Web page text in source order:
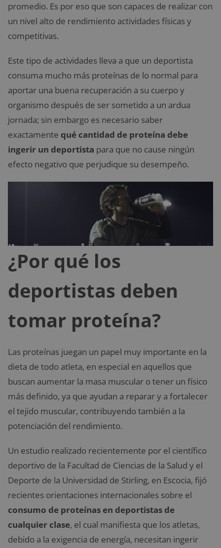
promedio. Es por eso que son capaces de realizar con
un nivel alto de rendimiento actividades físicas y
competitivas.
Este tipo de actividades lleva a que un deportista
consuma mucho más proteínas de lo normal para
aportar una buena recuperación a su cuerpo y
organismo después de ser sometido a un ardua
jornada; sin embargo es necesario saber
exactamente qué cantidad de proteína debe
ingerir un deportista para que no cause ningún
efecto negativo que perjudique su desempeño.
¿Por qué los
deportistas deben
tomar proteína?
Las proteínas juegan un papel muy importante en la
dieta de todo atleta, en especial en aquellos que
buscan aumentar la masa muscular o tener un físico
más definido, ya que ayudan a reparar y a fortalecer
el tejido muscular, contribuyendo también a la
potenciación del rendimiento.
Un estudio realizado recientemente por el científico
deportivo de la Facultad de Ciencias de la Salud y el
Deporte de la Universidad de Stirling, en Escocia, fijó
recientes orientaciones internacionales sobre el
consumo de proteínas en deportistas de
cualquier clase, el cual manifiesta que los atletas,
debido a la exigencia de energía, necesitan ingerir